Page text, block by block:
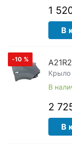
1
В
-10 %
Крыло
В
2
В